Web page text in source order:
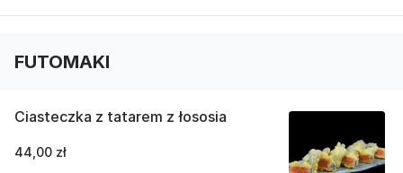
FUTOMAKI
Ciasteczka z tatarem z łososia
44,00 zł